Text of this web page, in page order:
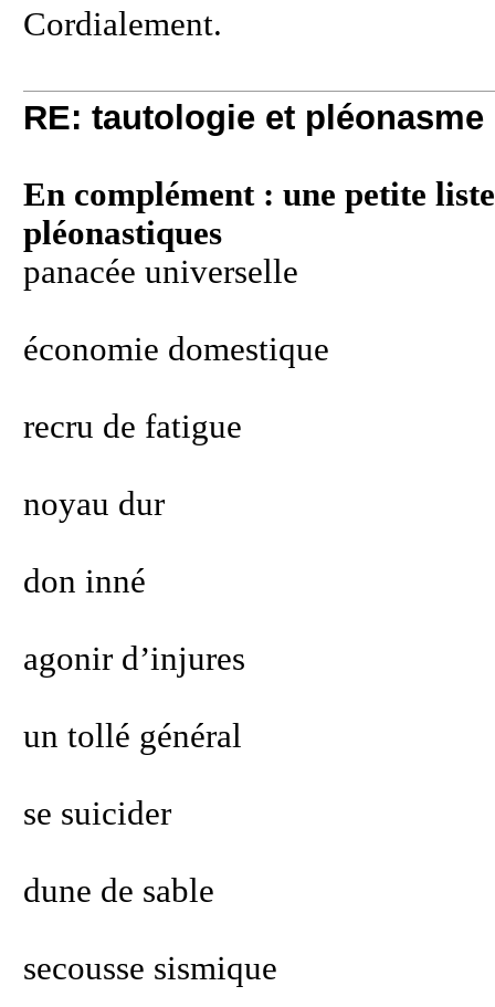
Cordialement.
RE: tautologie et pléonasme
En complément : une petite
pléonastiques
panacée universelle
économie domestique
recru de fatigue
noyau dur
don inné
agonir d’injures
un tollé général
se suicider
dune de sable
secousse sismique